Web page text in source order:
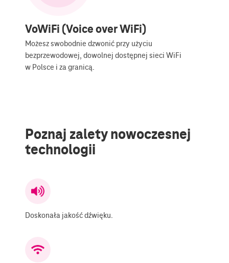
VoWiFi (Voice over WiFi)
Możesz swobodnie dzwonić przy użyciu
bezprzewodowej, dowolnej dostępnej sieci WiFi
w Polsce i za granicą.
Poznaj zalety nowoczesnej
technologii
Doskonała jakość dźwięku.